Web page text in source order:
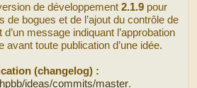
de développement 2.1.9 pour
de bogues et de l’ajout du contrôle de
message indiquant l’approbation
avant toute publication d’une idée.
(changelog) :
ideas/commits/master.